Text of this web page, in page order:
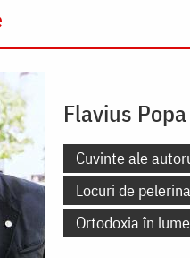
Flavius Popa
Cuvinte ale
Locuri de
Ortodoxia în lume